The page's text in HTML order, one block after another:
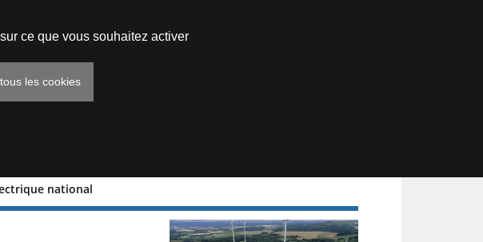
national
le
ce que vous souhaitez activer
les cookies